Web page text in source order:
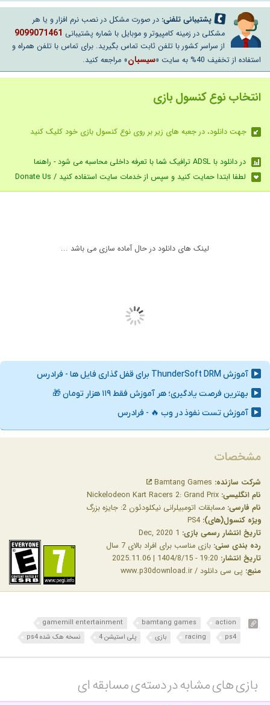
پشتیبانی تلفنی: در صورت مشکل در نصب نرم افزار و یا هر
مشکلی در زمینه کامپیوتر و موبایل با شماره پشتیبانی 9099071461
از سراسر کشور با تلفن ثابت تماس بگیرید. برای تماس با تلفن همراه و
استفاده از تخفیف 40% به سایت «
سیسبان» مراجعه کنید.
انتخاب نوع کنسول بازی
جهت دانلود، در جعبه های زیر بر روی نوع کنسول بازی خود کلیک کنید
در دانلود با ADSL ترافیک شما با تعرفه داخلی محاسبه می شود - راهنما
لطفا ابتدا حمایت کنید و سپس از خدمات سایت استفاده کنید / Donate Us
لینک های دانلود در حال آماده سازی می باشد ...
مشخصات
شرکت سازنده:
نام انگلیسی:
نام فارسی: مسابقات اتومبیلرانی نیکلودئون 2: جایزه بزرگ
ویژه کنسول(های): PS4
تاریخ انتشار رسمی بازی:
رده بندی سنی: بازی مناسب برای افراد بالای 7 سال
تاریخ انتشار:
منبع: پی سی دانلود / www.p30download.ir
action
bamtang games
gamemill entertainment
ps4
racing بازی پلی استیشن 4 نسخه هک شده ps4
بازی های مشابه در دسته‌ی‌ مسابقه ای‎